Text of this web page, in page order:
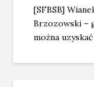
[SFBSB]
Brzozowski –
można